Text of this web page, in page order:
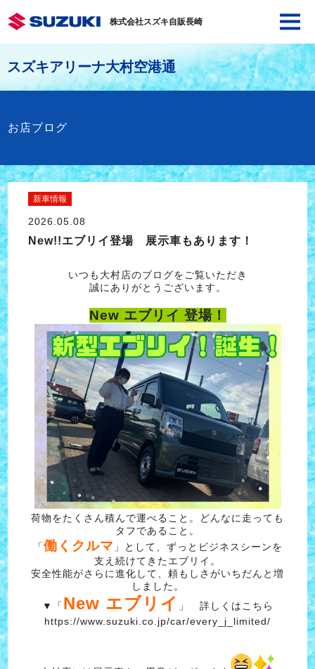
株式会社スズキ自販長崎
スズキアリーナ大村空港通
お店ブログ
新車情報
2026.05.08
New!!エブリイ登場 展示車もあります！
いつも大村店のブログをご覧いただき
誠にありがとうございます。
New エブリイ 登場！
荷物をたくさん積んで運べること。どんなに走っても
タフであること。
「働くクルマ 」として、ずっとビジネスシーンを
支え続けてきたエブリイ。
安全性能がさらに進化して、頼もしさがいちだんと増
しました。
▼「 New エブリイ
」 詳しくはこちら
https://www.suzuki.co.jp/car/every_j_limited/